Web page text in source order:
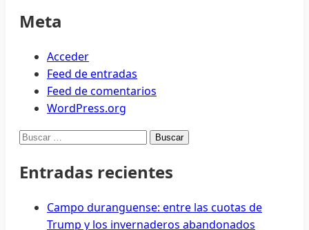
Meta
Acceder
Feed de entradas
Feed de comentarios
WordPress.org
Buscar:
Entradas recientes
Campo duranguense: entre las cuotas de
Trump y los invernaderos abandonados